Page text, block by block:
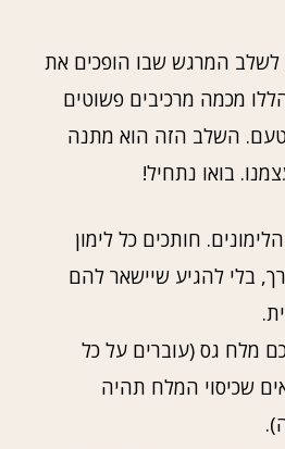
לשלב המרגש שבו הופכים את
מכמה מרכיבים פשוטים
השלב הזה הוא מתנה
בואו נתחיל!
חותכים כל לימון
בלי להגיע שיישאר להם
מלח גס (עוברים על כל
שכיסוי המלח תהיה